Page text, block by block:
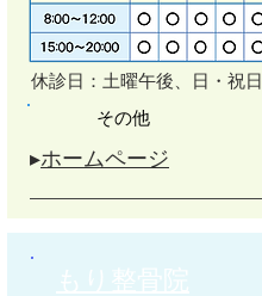
休診日：土曜午後、日・祝日
その他
▸ホームページ
もり整骨院